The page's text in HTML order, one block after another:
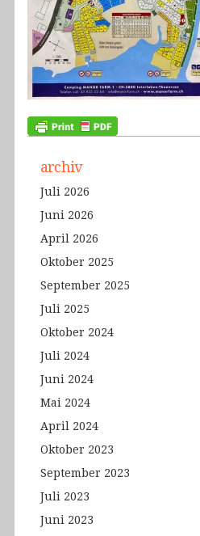
archiv
Juli 2026
Juni 2026
April 2026
Oktober 2025
September 2025
Juli 2025
Oktober 2024
Juli 2024
Juni 2024
Mai 2024
April 2024
Oktober 2023
September 2023
Juli 2023
Juni 2023